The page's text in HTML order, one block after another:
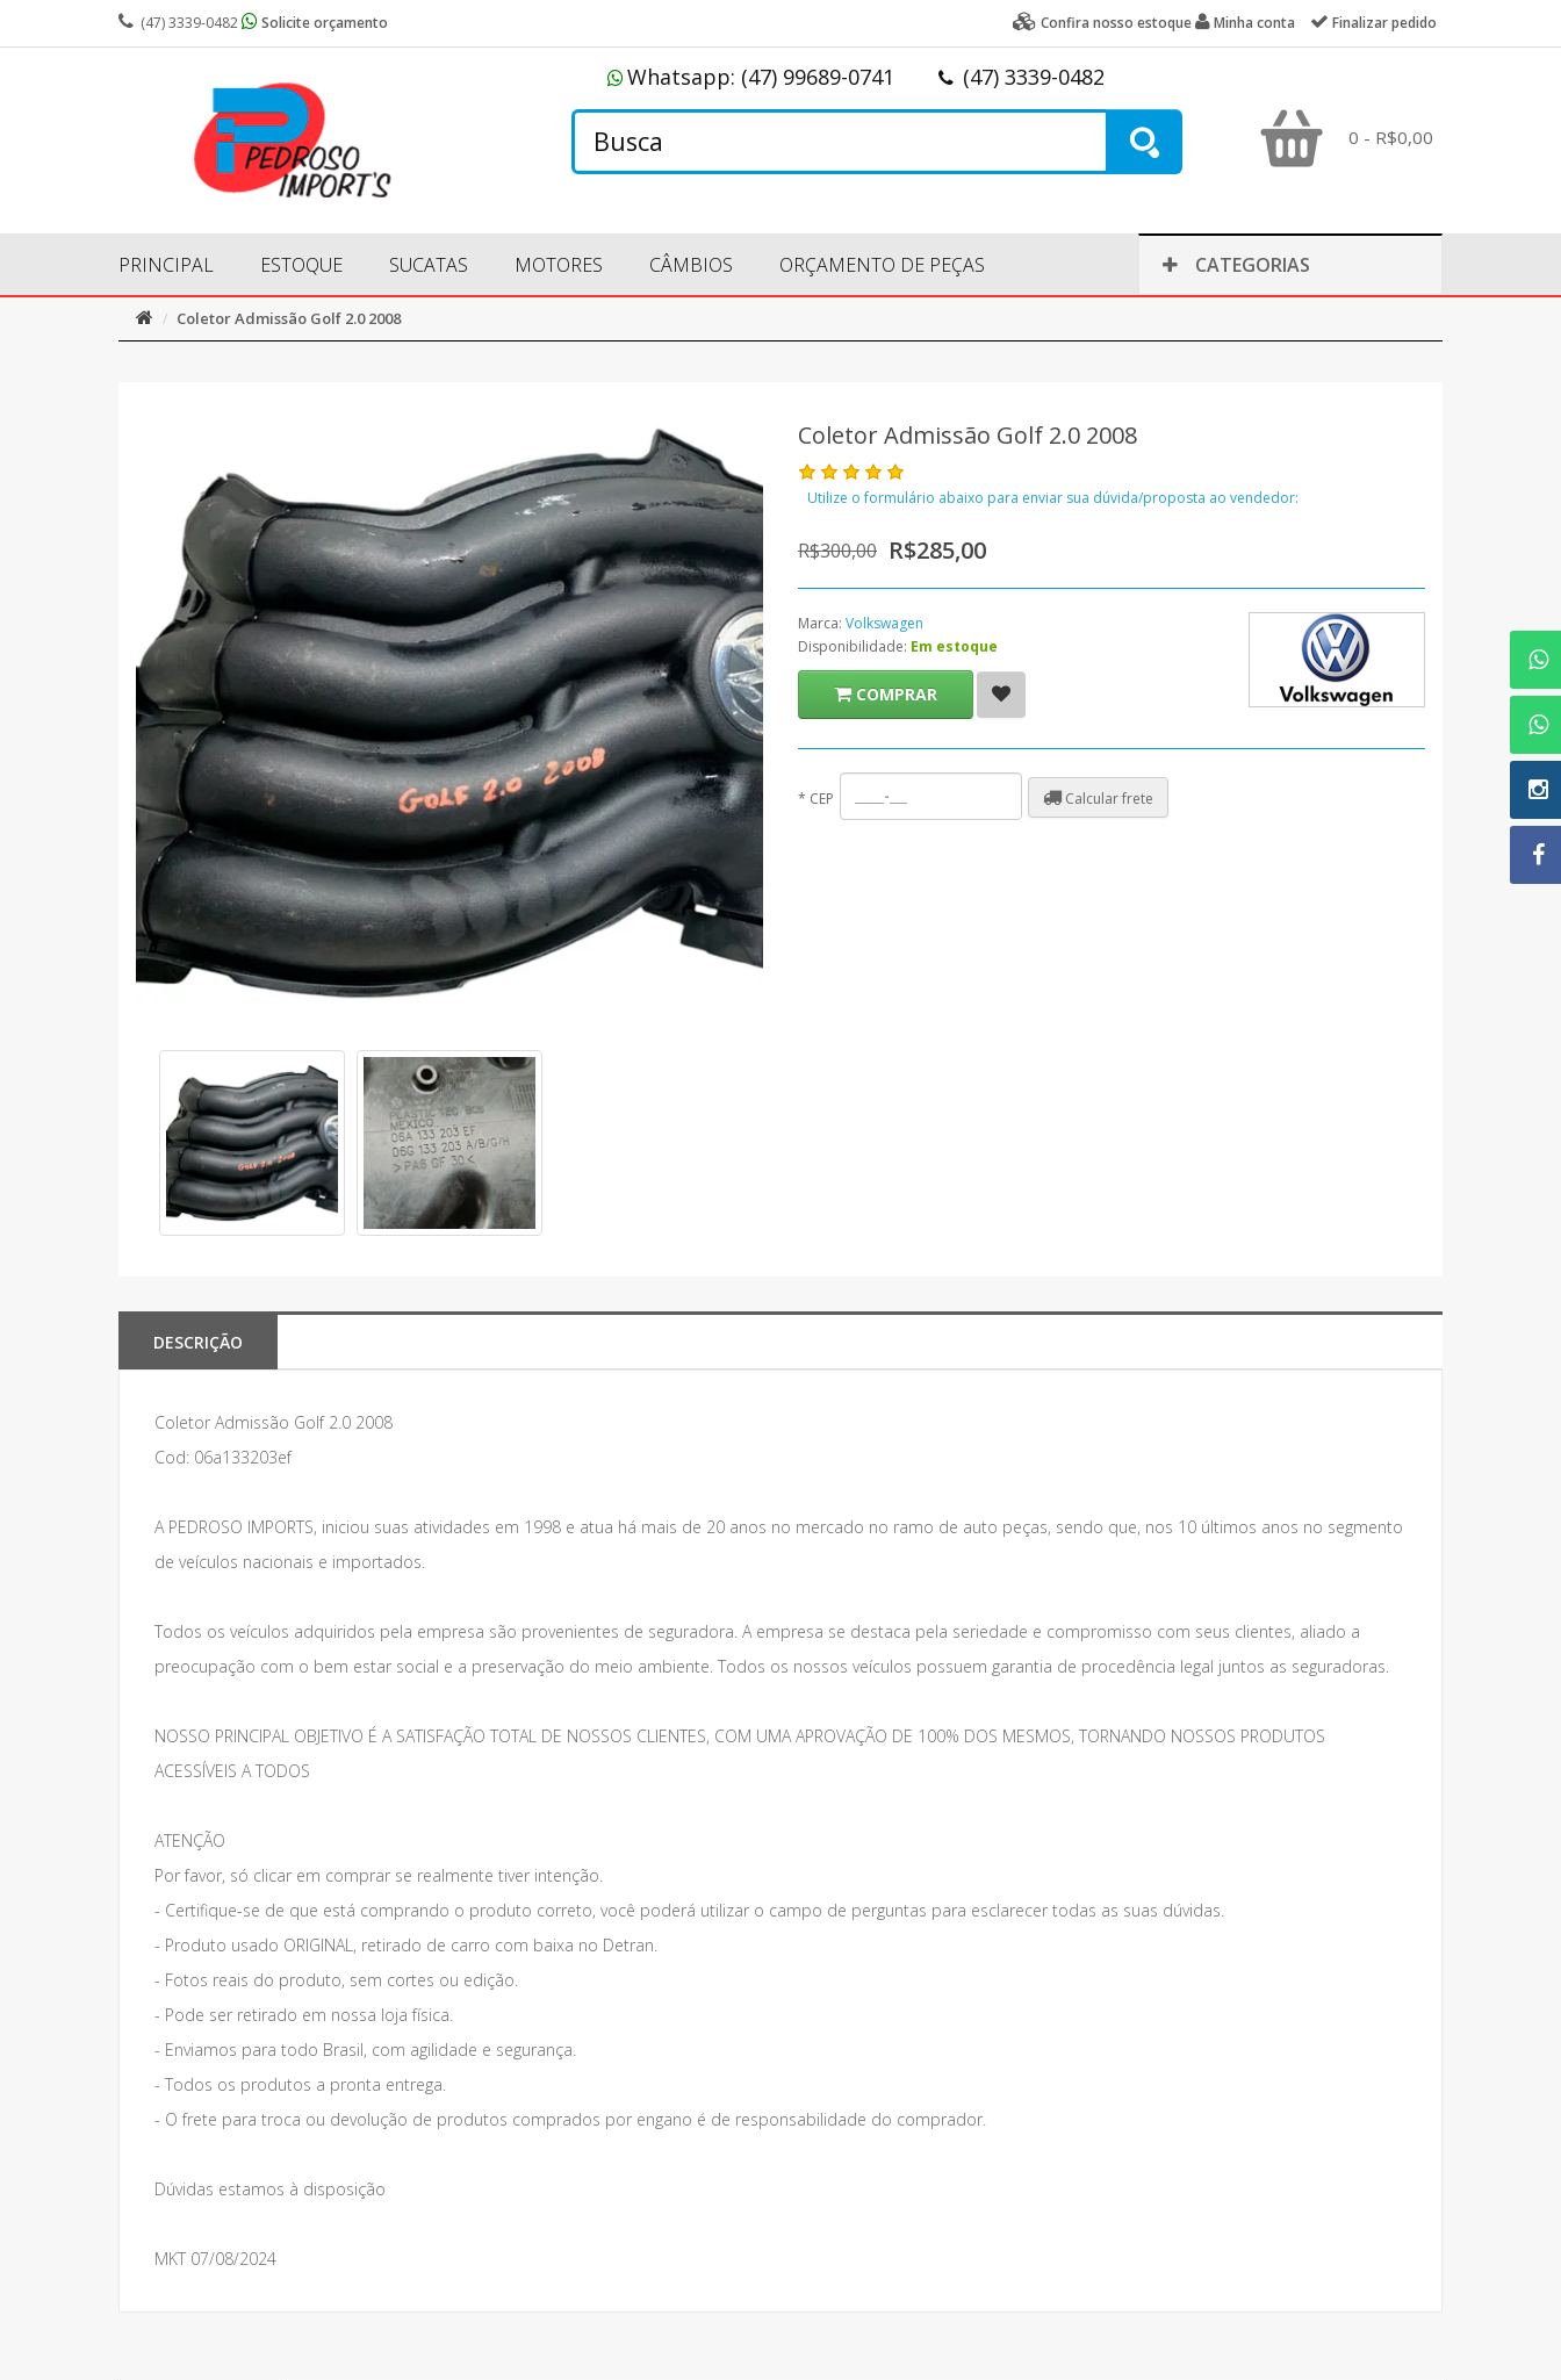
(47) 3339-0482 Solicite orçamento Confira nosso estoque Minha conta Finalizar pedido
Whatsapp: (47) 99689-0741 (47) 3339-0482
0 - R$0,00
PRINCIPAL ESTOQUE SUCATAS MOTORES CÂMBIOS ORÇAMENTO DE PEÇAS CATEGORIAS
Coletor Admissão Golf 2.0 2008
Coletor Admissão Golf 2.0 2008
Utilize o formulário abaixo para enviar sua dúvida/proposta ao vendedor:
R$300,00 R$285,00
Marca: Volkswagen
Disponibilidade: Em estoque
COMPRAR
* CEP Calcular frete
DESCRIÇÃO
Coletor Admissão Golf 2.0 2008
Cod: 06a133203ef
A PEDROSO IMPORTS, iniciou suas atividades em 1998 e atua há mais de 20 anos no mercado no ramo de auto peças, sendo que, nos 10 últimos anos no segmento
de veículos nacionais e importados.
Todos os veículos adquiridos pela empresa são provenientes de seguradora. A empresa se destaca pela seriedade e compromisso com seus clientes, aliado a
preocupação com o bem estar social e a preservação do meio ambiente. Todos os nossos veículos possuem garantia de procedência legal juntos as seguradoras.
NOSSO PRINCIPAL OBJETIVO É A SATISFAÇÃO TOTAL DE NOSSOS CLIENTES, COM UMA APROVAÇÃO DE 100% DOS MESMOS, TORNANDO NOSSOS PRODUTOS
ACESSÍVEIS A TODOS
ATENÇÃO
Por favor, só clicar em comprar se realmente tiver intenção.
- Certifique-se de que está comprando o produto correto, você poderá utilizar o campo de perguntas para esclarecer todas as suas dúvidas.
- Produto usado ORIGINAL, retirado de carro com baixa no Detran.
- Fotos reais do produto, sem cortes ou edição.
- Pode ser retirado em nossa loja física.
- Enviamos para todo Brasil, com agilidade e segurança.
- Todos os produtos a pronta entrega.
- O frete para troca ou devolução de produtos comprados por engano é de responsabilidade do comprador.
Dúvidas estamos à disposição
MKT 07/08/2024